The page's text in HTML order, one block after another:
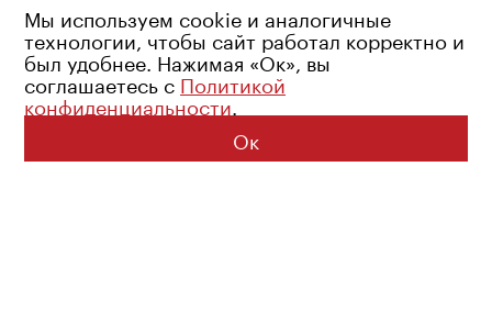
Возрастное ограничение: 16+
Политика конфиденциальности
© 2026 Все права защищены
Мы используем cookie и аналогичные
технологии, чтобы сайт работал корректно и
был удобнее. Нажимая «Ок», вы
соглашаетесь с Политикой
конфиденциальности.
Ок